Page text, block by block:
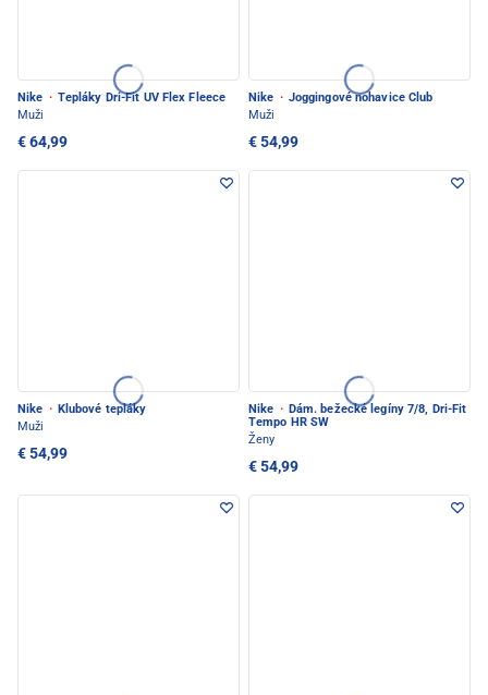
Nike · Tepláky Dri-Fit UV Flex Fleece
Muži
€ 64,99
Nike · Joggingové nohavice Club
Muži
€ 54,99
Nike · Klubové tepláky
Muži
€ 54,99
Nike · Dám. bežecké legíny 7/8, Dri-Fit
Tempo HR SW
Ženy
€ 54,99